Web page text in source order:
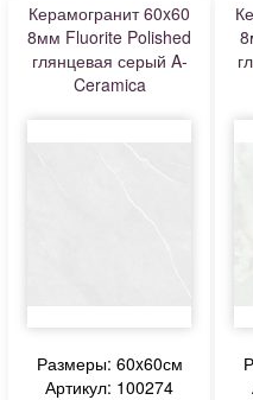
Керамогранит 60x60
8мм Fluorite Polished
глянцевая серый A-
Ceramica
Размеры: 60x60см
Артикул: 100274